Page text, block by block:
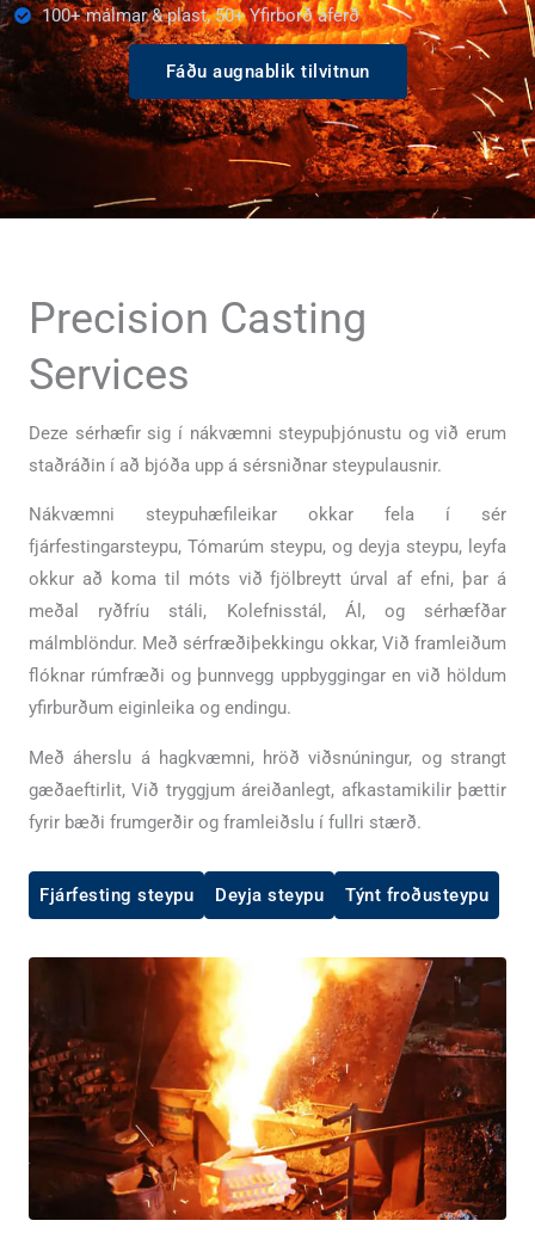
100+ málmar & plast, 50+ Yfirborð áferð
Fáðu augnablik tilvitnun
Precision Casting
Services
Deze sérhæfir sig í nákvæmni steypuþjónustu og við erum
staðráðin í að bjóða upp á sérsniðnar steypulausnir.
Nákvæmni steypuhæfileikar okkar fela í sér
fjárfestingarsteypu, Tómarúm steypu, og deyja steypu, leyfa
okkur að koma til móts við fjölbreytt úrval af efni, þar á
meðal ryðfríu stáli, Kolefnisstál, Ál, og sérhæfðar
málmblöndur. Með sérfræðiþekkingu okkar, Við framleiðum
flóknar rúmfræði og þunnvegg uppbyggingar en við höldum
yfirburðum eiginleika og endingu.
Með áherslu á hagkvæmni, hröð viðsnúningur, og strangt
gæðaeftirlit, Við tryggjum áreiðanlegt, afkastamikilir þættir
fyrir bæði frumgerðir og framleiðslu í fullri stærð.
Fjárfesting steypu Deyja steypu Týnt froðusteypu